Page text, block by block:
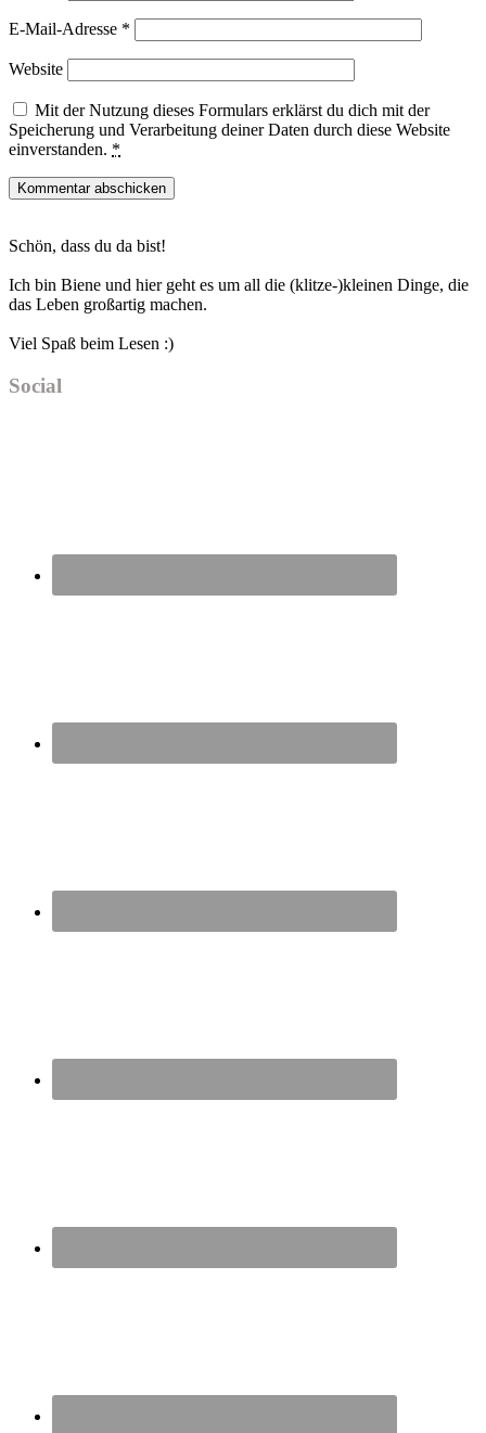
E-Mail-Adresse *
Website
Mit der Nutzung dieses Formulars erklärst du dich mit der
Speicherung und Verarbeitung deiner Daten durch diese Website
einverstanden. *
Sidebar
Schön, dass du da bist!
Ich bin Biene und hier geht es um all die (klitze-)kleinen Dinge, die
das Leben großartig machen.
Viel Spaß beim Lesen :)
Social